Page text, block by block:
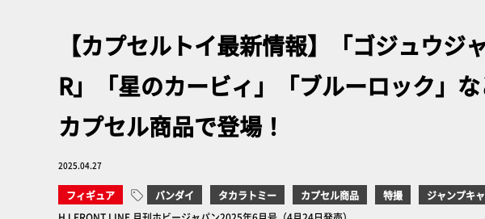
【カプセルトイ最新情報】「ゴジュウ
R」「星のカービィ」「ブルーロック」
カプセル商品で登場！
2025.04.27
フィギュア バンダイ タカラトミー カプセル商品 特撮 ジャンプキ